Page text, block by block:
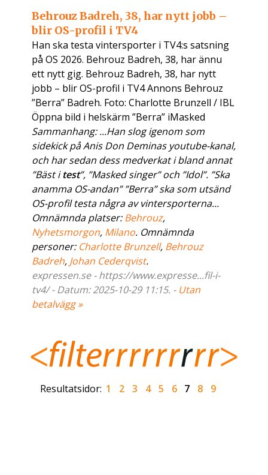
Behrouz Badreh, 38, har nytt jobb –
blir OS-profil i TV4
Han ska testa vintersporter i TV4:s satsning
på OS 2026. Behrouz Badreh, 38, har ännu
ett nytt gig. Behrouz Badreh, 38, har nytt
jobb – blir OS-profil i TV4 Annons Behrouz
”Berra” Badreh. Foto: Charlotte Brunzell / IBL
Öppna bild i helskärm ”Berra” iMasked
Sammanhang: ...Han slog igenom som
sidekick på Anis Don Deminas youtube-kanal,
och har sedan dess medverkat i bland annat
”Bäst itest”, ”Masked singer” och ”Idol”. ”Ska
anamma OS-andan” ”Berra” ska som utsänd
OS-profil testa några av vintersporterna...
Omnämnda platser:Behrouz,
Nyhetsmorgon, Milano. Omnämnda
personer: Charlotte Brunzell, Behrouz
Badreh, Johan Cederqvist.
expressen.se - https://www.expresse...fil-i-
tv4/ - Datum: 2025-10-29 11:15. - Utan
betalvägg »
Resultatsidor: 1 2 3 4 5 6 7 8 9